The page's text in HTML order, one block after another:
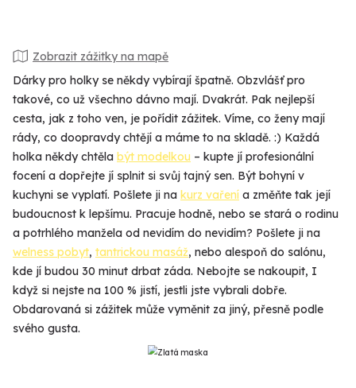
Zobrazit zážitky na mapě
Dárky pro holky se někdy vybírají špatně. Obzvlášť pro
takové, co už všechno dávno mají. Dvakrát. Pak nejlepší
cesta, jak z toho ven, je pořídit zážitek. Víme, co ženy mají
rády, co doopravdy chtějí a máme to na skladě. :) Každá
holka někdy chtěla být modelkou – kupte jí profesionální
focení a dopřejte jí splnit si svůj tajný sen. Být bohyní v
kuchyni se vyplatí. Pošlete ji na kurz vaření a změňte tak její
budoucnost k lepšímu. Pracuje hodně, nebo se stará o rodinu
a potrhlého manžela od nevidím do nevidím? Pošlete ji na
welness pobyt, tantrickou masáž, nebo alespoň do salónu,
kde jí budou 30 minut drbat záda. Nebojte se nakoupit, I
když si nejste na 100 % jistí, jestli jste vybrali dobře.
Obdarovaná si zážitek může vyměnit za jiný, přesně podle
svého gusta.